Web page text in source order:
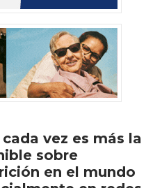
vez es más la
sobre
en el mundo